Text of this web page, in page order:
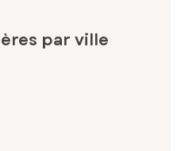
par ville